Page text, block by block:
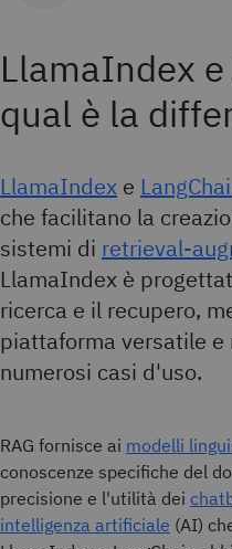
LlamaIndex
qual è la
LlamaIndex e
che facilitano la
sistemi di retrieval-
LlamaIndex è
ricerca e il recupero,
piattaforma versatile
numerosi casi d'uso.
RAG fornisce ai modelli
conoscenze specifiche del
precisione e l'utilità dei
intelligenza artificiale (AI)